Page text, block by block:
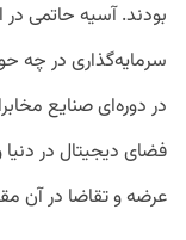
بودند. آسیه حاتمی
سرمایه‌گذاری در چه
در دوره‌ای صنایع
فضای دیجیتال در
عرضه و تقاضا در آن